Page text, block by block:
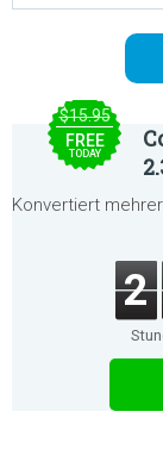
$15.95
FREE
TODAY
Konvertiert
2